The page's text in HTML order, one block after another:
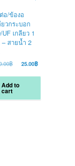
อ/ข้องอ
ยวกระบอก
UF เกลียว 1
สายน้ำ 2
฿
Original
was:
40.00฿.
25.00฿
is:
Add to
cart